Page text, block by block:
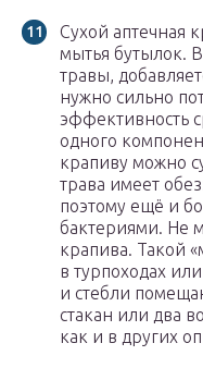
Сухой аптечная
мытья бутылок. В
травы,
нужно сильно
эффективность
одного
крапиву можно
трава имеет
поэтому ещё и
бактериями. Не
крапива. Такой
в турпоходах
и стебли
стакан или два
как и в других